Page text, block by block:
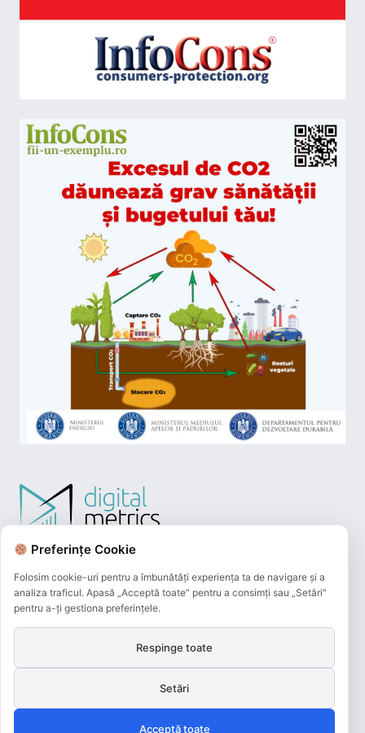
Plățile online efectuate pe acest site
sunt procesate de către Netopia Payments
și beneficiază de 3D-Secure.
Preferințe Cookie
Folosim cookie-uri pentru a îmbunătăți experiența ta de navigare și a
analiza traficul. Apasă „Acceptă toate" pentru a consimți sau „Setări"
pentru a-ți gestiona preferințele.
Respinge toate
Setări
Acceptă toate